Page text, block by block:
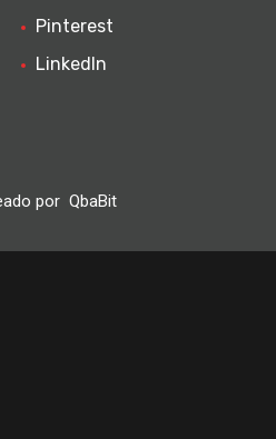
Pinterest
LinkedIn
por QbaBit